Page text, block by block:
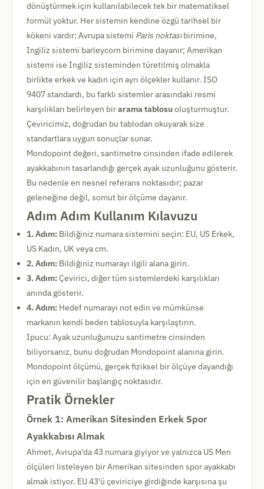
dönüştürmek için kullanılabilecek tek bir matematiksel
formül yoktur. Her sistemin kendine özgü tarihsel bir
kökeni vardır: Avrupa sistemi Paris noktasıbirimine,
İngiliz sistemi barleycorn birimine dayanır; Amerikan
sistemi ise İngiliz sisteminden türetilmiş olmakla
birlikte erkek ve kadın için ayrı ölçekler kullanır. ISO
9407 standardı, bu farklı sistemler arasındaki resmi
karşılıkları belirleyen birarama tablosuoluşturmuştur.
Çeviricimiz, doğrudan bu tablodan okuyarak size
standartlara uygun sonuçlar sunar.
Mondopoint değeri, santimetre cinsinden ifade edilerek
ayakkabının tasarlandığı gerçek ayak uzunluğunu gösterir.
Bu nedenle en nesnel referans noktasıdır; pazar
geleneğine değil, somut bir ölçüme dayanır.
Adım Adım Kullanım Kılavuzu
1. Adım: Bildiğiniz numara sistemini seçin: EU, US Erkek,
US Kadın, UK veya cm.
2. Adım: Bildiğiniz numarayı ilgili alana girin.
3. Adım:Çevirici, diğer tüm sistemlerdeki karşılıkları
anında gösterir.
4. Adım: Hedef numarayı not edin ve mümkünse
markanın kendi beden tablosuyla karşılaştırın.
İpucu: Ayak uzunluğunuzu santimetre cinsinden
biliyorsanız, bunu doğrudan Mondopoint alanına girin.
Mondopoint ölçümü, gerçek fiziksel bir ölçüye dayandığı
için en güvenilir başlangıç noktasıdır.
Pratik Örnekler
Örnek 1: Amerikan Sitesinden Erkek Spor
Ayakkabısı Almak
Ahmet, Avrupa'da 43 numara giyiyor ve yalnızca US Men
ölçüleri listeleyen bir Amerikan sitesinden spor ayakkabı
almak istiyor. EU 43'ü çeviriciye girdiğinde karşısına şu